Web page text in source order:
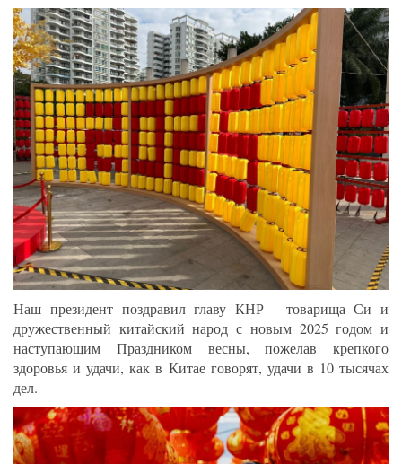
Наш президент поздравил главу КНР - товарища Си и
дружественный китайский народ с новым 2025 годом и
наступающим Праздником весны, пожелав крепкого
здоровья и удачи, как в Китае говорят, удачи в 10 тысячах
дел.